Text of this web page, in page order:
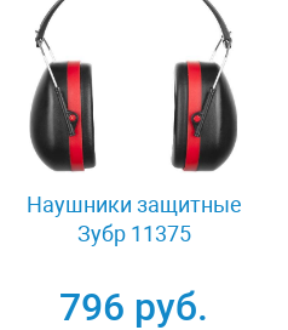
Наушники защитные
Зубр 11375
796 руб.